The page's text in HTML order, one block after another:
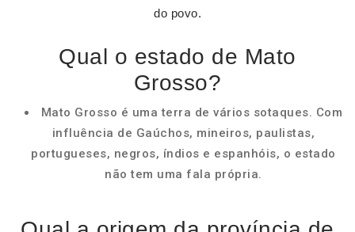
do povo.
Qual o estado de Mato
Grosso?
Mato Grosso é uma terra de vários sotaques. Com
influência de Gaúchos, mineiros, paulistas,
portugueses, negros, índios e espanhóis, o estado
não tem uma fala própria.